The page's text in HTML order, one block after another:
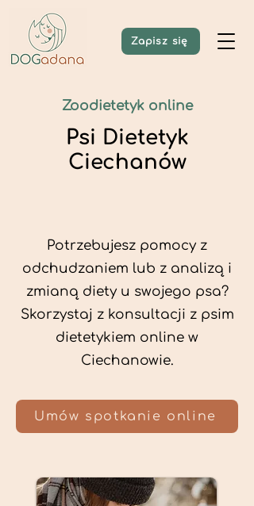
Zapisz się
Zoodietetyk online
Psi Dietetyk
Ciechanów
Potrzebujesz pomocy z
odchudzaniem lub z analizą i
zmianą diety u swojego psa?
Skorzystaj z konsultacji z psim
dietetykiem online w
Ciechanowie.
Umów spotkanie online